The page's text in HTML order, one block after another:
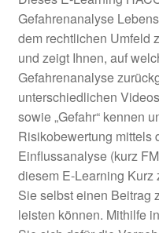
Gefahrenanalyse
dem rechtlichen Umfeld
und zeigt Ihnen, auf
Gefahrenanalyse
unterschiedlichen
sowie „Gefahr“ kennen
Risikobewertung mittels
Einflussanalyse (kurz
diesem E-Learning
Sie selbst einen Beitrag
leisten können. Mithilfe